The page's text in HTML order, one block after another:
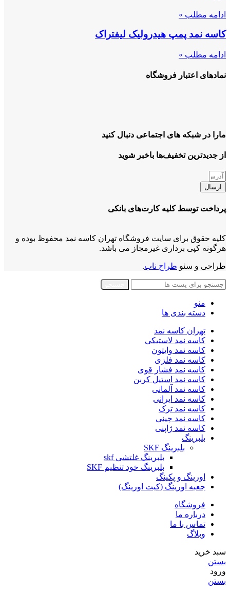
ادامه مطلب »
کاسه نمد پمپ هیدرولیک لیفتراک
ادامه مطلب »
نمادهای اعتبار فروشگاه
مارا در شبکه های اجتماعی دنبال کنید
از جدیدترین تخفیف‌ها باخبر شوید
ارسال
پرداخت توسط کلیه کارت‌های بانکی
کلیه حقوق برای سایت فروشگاه تهران کاسه نمد محفوظ بوده و
هرگونه کپی برداری غیرمجاز می باشد.
طراحی و سئو طراح ناب.
منو
دسته بندی ها
تهران کاسه نمد
کاسه نمد لاستیکی
کاسه نمد وایتون
کاسه نمد فلزی
کاسه نمد فشار قوی
کاسه نمد استیل کربن
کاسه نمد آلمانی
کاسه نمد ایرانی
کاسه نمد ترک
کاسه نمد چینی
کاسه نمد ژاپنی
بلبرینگ
بلبرینگ SKF
بلبرینگ غلتشی skf
بلبرینگ خود تنظیم SKF
اورینگ و پکینگ
جعبه اورینگ (کیت اورینگ)
فروشگاه
درباره ما
تماس با ما
وبلاگ
سبد خرید
بستن
ورود
بستن